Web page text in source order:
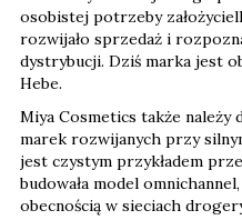
osobistej potrzeby
rozwijało sprzedaż i
dystrybucji. Dziś marka jest
Hebe.
Miya Cosmetics także należy
marek rozwijanych przy
jest czystym przykładem
budowała model
obecnością w sieciach